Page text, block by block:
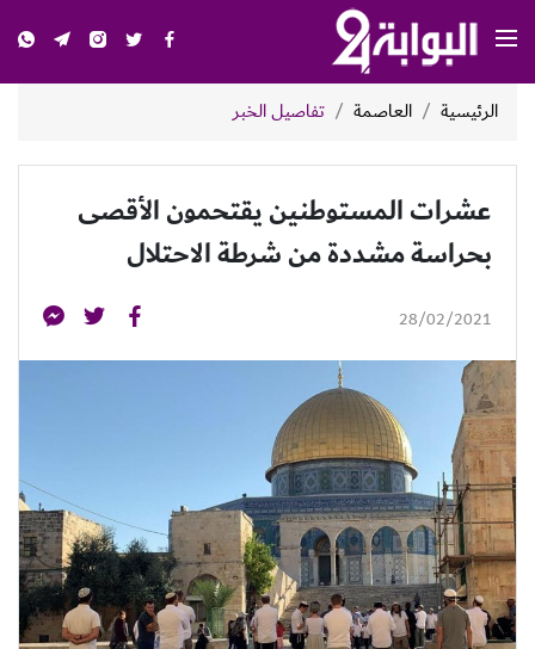
الرئيسية العاصمة تفاصيل الخبر
عشرات المستوطنين يقتحمون الأقصى
بحراسة مشددة من شرطة الاحتلال
28/02/2021